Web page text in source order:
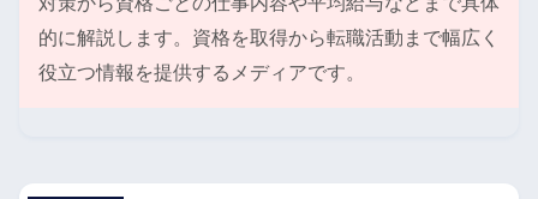
的に解説します。資格を取得から転職活動まで幅広く
役立つ情報を提供するメディアです。